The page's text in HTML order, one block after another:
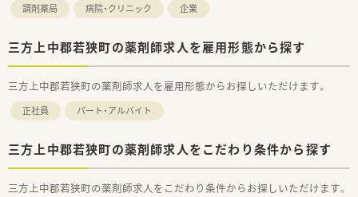
調剤薬局 病院・クリニック 企業
三方上中郡若狭町の薬剤師求人を雇用形態から探す
三方上中郡若狭町の薬剤師求人を雇用形態からお探しいただけます。
正社員 パート・アルバイト
三方上中郡若狭町の薬剤師求人をこだわり条件から探す
三方上中郡若狭町の薬剤師求人をこだわり条件からお探しいただけます。